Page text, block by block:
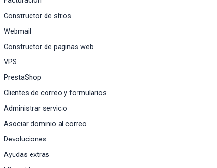
Constructor de sitios
Webmail
Constructor de paginas web
VPS
PrestaShop
Clientes de correo y formularios
Administrar servicio
Asociar dominio al correo
Devoluciones
Ayudas extras